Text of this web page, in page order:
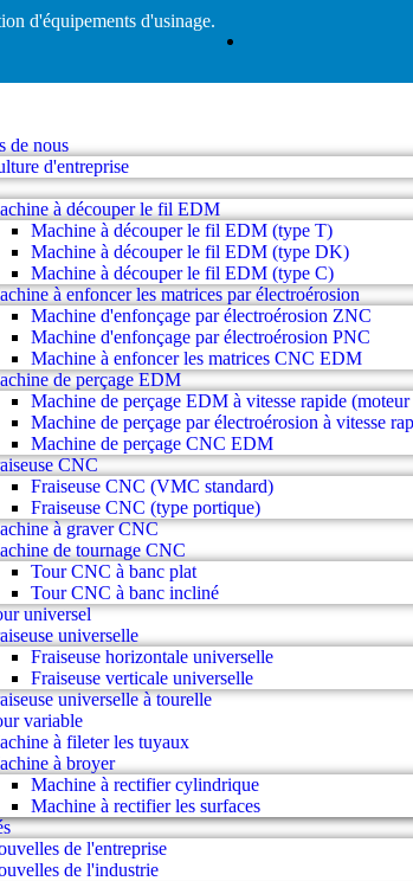
d'équipements d'usinage.
de nous
d'entreprise
à découper le fil EDM
Machine à découper le fil EDM (type T)
Machine à découper le fil EDM (type DK)
Machine à découper le fil EDM (type C)
à enfoncer les matrices par électroérosion
Machine d'enfonçage par électroérosion ZNC
Machine d'enfonçage par électroérosion PNC
Machine à enfoncer les matrices CNC EDM
de perçage EDM
Machine de perçage EDM à vitesse rapide (moteur
Machine de perçage par électroérosion à vitesse
Machine de perçage CNC EDM
CNC
Fraiseuse CNC (VMC standard)
Fraiseuse CNC (type portique)
à graver CNC
de tournage CNC
Tour CNC à banc plat
Tour CNC à banc incliné
universel
universelle
Fraiseuse horizontale universelle
Fraiseuse verticale universelle
universelle à tourelle
variable
à fileter les tuyaux
à broyer
Machine à rectifier cylindrique
Machine à rectifier les surfaces
de l'entreprise
de l'industrie